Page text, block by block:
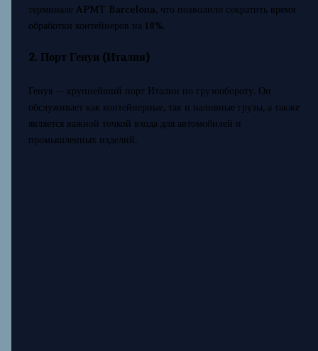
терминале APMT Barcelona, что позволило сократить время
обработки контейнеров на 18%.
2. Порт Генуи (Италия)
Генуя — крупнейший порт Италии по грузообороту. Он
обслуживает как контейнерные, так и наливные грузы, а также
является важной точкой входа для автомобилей и
промышленных изделий.